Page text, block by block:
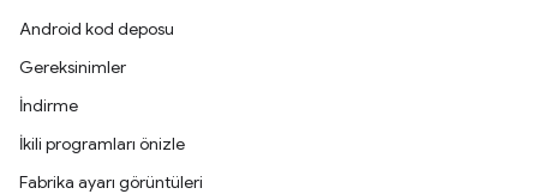
Android kod deposu
Gereksinimler
İndirme
İkili programları önizle
Fabrika ayarı görüntüleri